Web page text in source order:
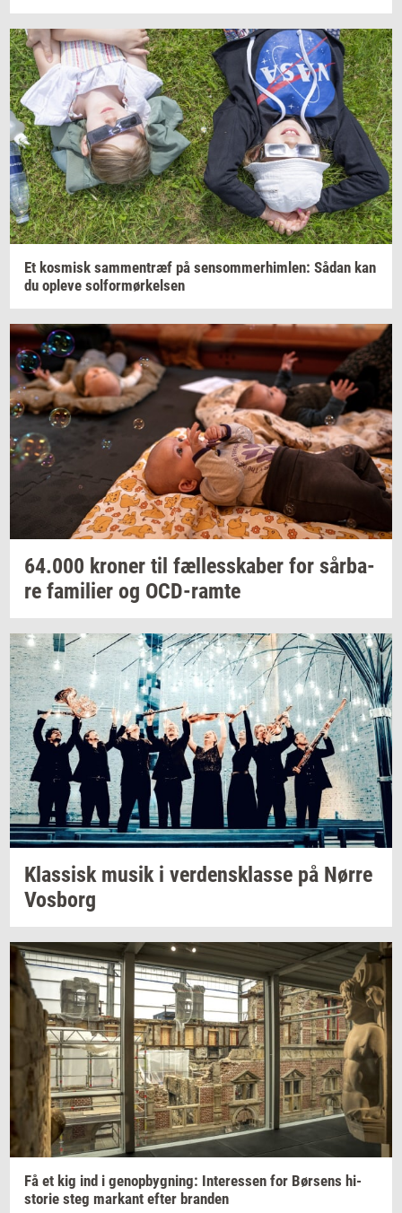
Et kos­misk sam­men­træf på sen­som­mer­him­len: Sådan kan
du op­le­ve sol­for­mør­kel­sen
64.000 kro­ner til fæl­les­ska­ber for sår­ba­
re fa­mi­li­er og OCD-​ramte
Klas­siskmusik i ver­dens­klas­se på Nørre
Vos­borg
Få et kig ind i genop­byg­ning: In­ter­es­sen for Bør­sens hi­
sto­rie steg mar­kant efter bran­den